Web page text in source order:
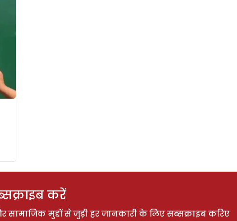
करें
सामाजिक मुद्दों से जुड़ी हर जानकारी के लिए सब्सक्राइब करिए